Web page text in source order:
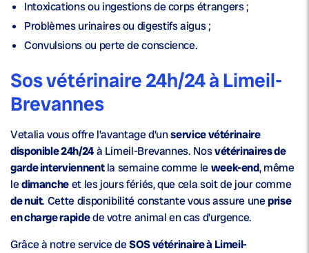
Intoxications ou ingestions de corps étrangers ;
Problèmes urinaires ou digestifs aigus ;
Convulsions ou perte de conscience.
Sos vétérinaire 24h/24 à Limeil-
Brevannes
Vetalia vous offre l’avantage d’unservice vétérinaire
disponible 24h/24à Limeil-Brevannes. Nosvétérinaires de
garde interviennentla semaine comme leweek-end, même
ledimancheet les jours fériés, que cela soit de jour comme
de nuit. Cette disponibilité constante vous assure uneprise
en charge rapidede votre animal en cas d’urgence.
Grâce à notre service deSOS vétérinaire à Limeil-